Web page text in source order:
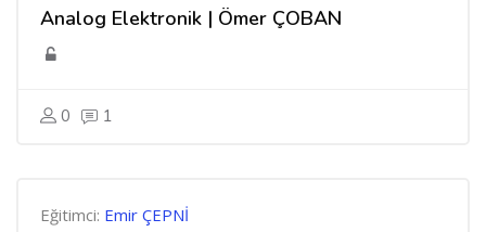
Analog Elektronik | Ömer ÇOBAN
0 1
Eğitimci: Emir ÇEPNİ